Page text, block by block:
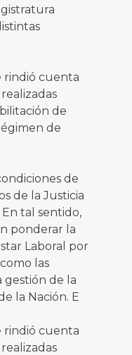
rindió cuenta
de
de
de
de la Justicia
tal sentido,
ponderar la
Laboral por
las
gestión de la
la Nación. E
rindió cuenta